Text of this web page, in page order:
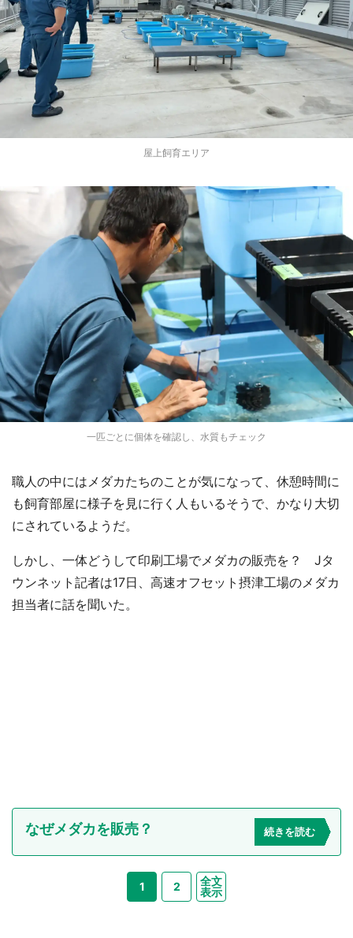
屋上飼育エリア
一匹ごとに個体を確認し、水質もチェック
職人の中にはメダカたちのことが気になって、休憩時間に
も飼育部屋に様子を見に行く人もいるそうで、かなり大切
にされているようだ。
しかし、一体どうして印刷工場でメダカの販売を？ Jタ
ウンネット記者は17日、高速オフセット摂津工場のメダカ
担当者に話を聞いた。
なぜメダカを販売？ 続きを読む
1 2
全文
表示